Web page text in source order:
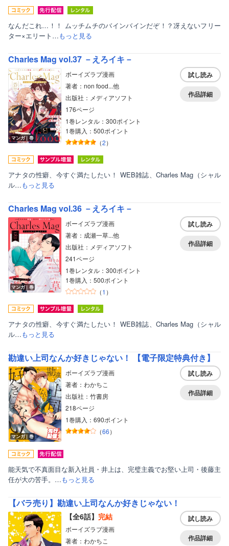
なんだこれ…！！ ムッチムチのバインバインだぞ！？冴えないフリー
ター×エリート…もっと見る
Charles Mag vol.37 －えろイキ－
マンガ｜巻
ボーイズラブ漫画
著者：non food...他
出版社：メディアソフト
176ページ
1巻レンタル：300ポイント
1巻購入：500ポイント
（2）
試し読み
作品詳細
アナタの性癖、今すぐ満たしたい！ WEB雑誌、Charles Mag（シャル
ル…もっと見る
Charles Mag vol.36 －えろイキ－
マンガ｜巻
ボーイズラブ漫画
著者：成瀬一草...他
出版社：メディアソフト
241ページ
1巻レンタル：300ポイント
1巻購入：500ポイント
（1 ）
試し読み
作品詳細
アナタの性癖、今すぐ満たしたい！ WEB雑誌、Charles Mag（シャル
ル…もっと見る
勘違い上司なんか好きじゃない！ 【電子限定特典付き】
マンガ｜巻
ボーイズラブ漫画
著者：わかちこ
出版社：竹書房
218ページ
1巻購入：690ポイント
（66）
試し読み
作品詳細
能天気で不真面目な新入社員・井上は、完璧主義でお堅い上司・後藤主
任が大の苦手。…もっと見る
【バラ売り】勘違い上司なんか好きじゃない！
【全6話】 完結
ボーイズラブ漫画
著者：わかちこ
試し読み
作品詳細
ボーイズラブ
ティーンズラブ
美女・美少女
女性写真集